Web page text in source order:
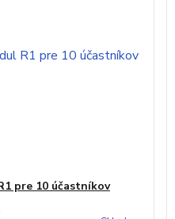
pre 10 účastníkov